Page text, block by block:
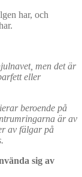
har, och
men det är
eller
beroende på
är av
av fälgar på
sig av